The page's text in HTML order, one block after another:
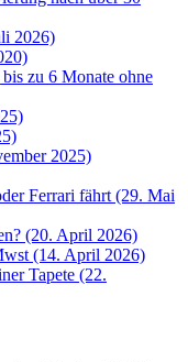
2026)
zu 6 Monate ohne
2025)
Ferrari fährt (29. Mai
(20. April 2026)
(14. April 2026)
Tapete (22.